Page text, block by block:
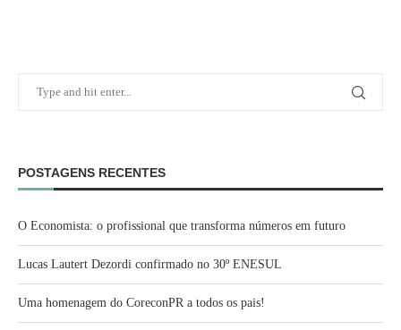
POSTAGENS RECENTES
O Economista: o profissional que transforma números em futuro
Lucas Lautert Dezordi confirmado no 30º ENESUL
Uma homenagem do CoreconPR a todos os pais!